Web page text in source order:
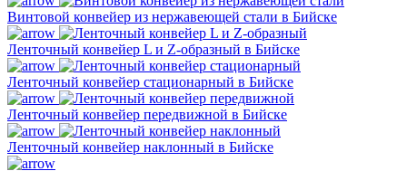
Винтовой конвейер из нержавеющей стали в Бийске
Ленточный конвейер L и Z-образный в Бийске
Ленточный конвейер стационарный в Бийске
Ленточный конвейер передвижной в Бийске
Ленточный конвейер наклонный в Бийске